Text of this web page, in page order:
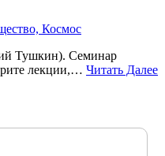
Тушкин). Семинар
лекции,… Читать Далее